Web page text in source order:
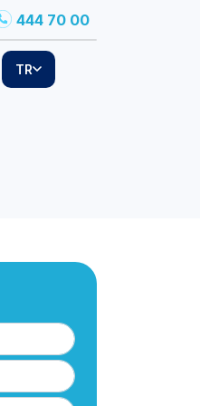
444 70 00
TR